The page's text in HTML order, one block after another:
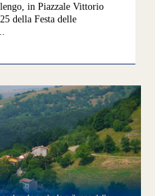
in Piazzale Vittorio
della Festa delle